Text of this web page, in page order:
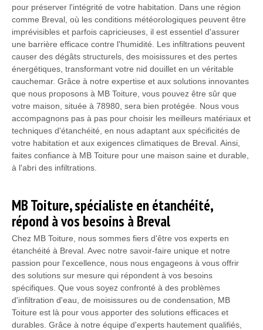
pour préserver l'intégrité de votre habitation. Dans une région
comme Breval, où les conditions météorologiques peuvent être
imprévisibles et parfois capricieuses, il est essentiel d'assurer
une barrière efficace contre l'humidité. Les infiltrations peuvent
causer des dégâts structurels, des moisissures et des pertes
énergétiques, transformant votre nid douillet en un véritable
cauchemar. Grâce à notre expertise et aux solutions innovantes
que nous proposons à MB Toiture, vous pouvez être sûr que
votre maison, située à 78980, sera bien protégée. Nous vous
accompagnons pas à pas pour choisir les meilleurs matériaux et
techniques d'étanchéité, en nous adaptant aux spécificités de
votre habitation et aux exigences climatiques de Breval. Ainsi,
faites confiance à MB Toiture pour une maison saine et durable,
à l'abri des infiltrations.
MB Toiture, spécialiste en étanchéité,
répond à vos besoins à Breval
Chez MB Toiture, nous sommes fiers d'être vos experts en
étanchéité à Breval. Avec notre savoir-faire unique et notre
passion pour l'excellence, nous nous engageons à vous offrir
des solutions sur mesure qui répondent à vos besoins
spécifiques. Que vous soyez confronté à des problèmes
d'infiltration d'eau, de moisissures ou de condensation, MB
Toiture est là pour vous apporter des solutions efficaces et
durables. Grâce à notre équipe d'experts hautement qualifiés,